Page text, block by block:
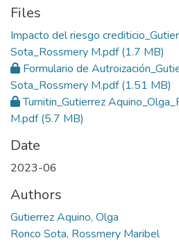
Files
Impacto del riesgo
Sota_Rossmery M.pdf(1.7 MB)
Formulario de
Sota_Rossmery M.pdf(1.51 MB)
Turnitin_Gutierrez
M.pdf(5.7 MB)
Date
2023-06
Authors
Gutierrez Aquino, Olga
Ronco Sota, Rossmery Maribel